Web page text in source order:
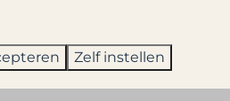
Zelf instellen